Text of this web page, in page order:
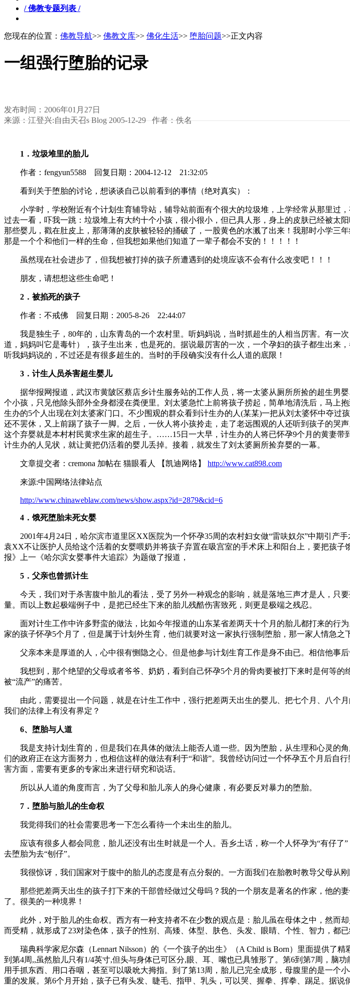
/ 佛教专题列表 /
您现在的位置： 佛教导航>> 佛教文库>> 佛化生活>> 堕胎问题>>正文内容
一组强行堕胎的记录
发布时间：2006年01月27日
来源：江登兴:自由天召s Blog 2005-12-29 作者：佚名
1．垃圾堆里的胎儿
作者：fengyun5588 回复日期：2004-12-12 21:32:05
看到关于堕胎的讨论，想谈谈自己以前看到的事情（绝对真实）：
小学时，学校附近有个计划生育辅导站，辅导站前面有个很大的垃圾堆，上学经常从那里过
过去一看，吓我一跳：垃圾堆上有大约十个小孩，很小很小，但已具人形，身上的皮肤已经被
那些婴儿，戳在肚皮上，那薄薄的皮肤被轻轻的捅破了，一股黄色的水溅了出来！我那时小学三
那是一个个和他们一样的生命，但我想如果他们知道了一辈子都会不安的！！！！！
虽然现在社会进步了，但我想被打掉的孩子所遭遇到的处境应该不会有什么改变吧！！！
朋友，请想想这些生命吧！
2．被掐死的孩子
作者：不戒佛 回复日期：2005-8-26 22:44:07
我是独生子，80年的，山东青岛的一个农村里。听妈妈说，当时抓超生的人相当厉害。有一
道，妈妈叫它是毒针），孩子生出来，也是死的。据说最厉害的一次，一个孕妇的孩子都生出来
听我妈妈说的，不过还是有很多超生的。当时的手段确实没有什么人道的底限！
3．计生人员杀害超生婴儿
据华报网报道，武汉市黄陂区蔡店乡计生服务站的工作人员，将一太婆从厕所所捡的超
个小孩，只见他除头部外全身都浸在粪便里。刘太婆急忙上前将孩子捞起，简单地清洗后，马
生办的5个人出现在刘太婆家门口。不少围观的群众看到计生办的人(某某)一把从刘太婆怀中夺
还不罢休，又上前踢了孩子一脚。之后，一伙人将小孩拎走，走了老远围观的人还听到孩子的
这个弃婴就是本村村民黄求生家的超生子。……15日一大早，计生办的人将已怀孕9个月的黄妻带
计生办的人见状，就让黄把仍活着的婴儿丢掉。接着，就发生了刘太婆厕所捡弃婴的一幕。
文章提交者：cremona 加帖在 猫眼看人 【凯迪网络】 http://www.cat898.com
来源:中国网络法律站点
http://www.chinaweblaw.com/news/show.aspx?id=2879&cid=6
4．饿死堕胎未死女婴
2001年4月24日，哈尔滨市道里区XX医院为一个怀孕35周的农村妇女做“雷呋奴尔”中期引产
袁XX不让医护人员给这个活着的女婴喂奶并将孩子弃置在吸宫室的手术床上和阳台上，要把孩
报》上一《哈尔滨女婴事件大追踪》为题做了报道，
5．父亲也曾抓计生
今天，我们对于杀害腹中胎儿的看法，受了另外一种观念的影响，就是落地三声才是人，只
量。而以上数起极端例子中，是把已经生下来的胎儿残酷伤害致死，则更是极端之残忍。
面对计生工作中许多野蛮的做法，比如今年报道的山东某省差两天十个月的胎儿都打来的行
家的孩子怀孕5个月了，但是属于计划外生育，他们就要对这一家执行强制堕胎，那一家人情急
父亲本来是厚道的人，心中很有恻隐之心。但是他参与计划生育工作是身不由已。相信他事后
我想到，那个绝望的父母或者爷爷、奶奶，看到自己怀孕5个月的骨肉要被打下来时是何等的
被“流产”的痛苦。
由此，需要提出一个问题，就是在计生工作中，强行把差两天出生的婴儿、把七个月、八个
我们的法律上有没有界定？
6、堕胎与人道
我是支持计划生育的，但是我们在具体的做法上能否人道一些。因为堕胎，从生理和心灵的
们的政府正在这方面努力，也相信这样的做法有利于“和谐”。我曾经访问过一个怀孕五个月后
害方面，需要有更多的专家出来进行研究和说话。
所以从人道的角度而言，为了父母和胎儿亲人的身心健康，有必要反对暴力的堕胎。
7．堕胎与胎儿的生命权
我觉得我们的社会需要思考一下怎么看待一个未出生的胎儿。
应该有很多人都会同意，胎儿还没有出生时就是一个人。吾乡土话，称一个人怀孕为“有仔了”
去堕胎为去“刨仔”。
我很惊讶，我们国家对于腹中的胎儿的态度是有点分裂的。一方面我们在胎教时教导父母从
那些把差两天出生的孩子打下来的干部曾经做过父母吗？我的一个朋友是著名的作家，他的
了。很美的一种境界！
此外，对于胎儿的生命权。西方有一种支持者不在少数的观点是：胎儿虽在母体之中，然而
而受精，就形成了23对染色体，孩子的性别、高矮、体型、肤色、头发、眼睛、个性、智力，都已
瑞典科学家尼尔森（Lennart Nilsson）的《一个孩子的出生》（A Child is Born）里面提供了
到第4周,,虽然胎儿只有1/4英寸,但头与身体已可区分,眼、耳、嘴也已具雏形了。第6到第7周，脑
用手抓东西、用口吞咽，甚至可以吸吮大拇指。到了第13周，胎儿已完全成形，母腹里的是一
重的发展。第6个月开始，孩子已有头发、睫毛、指甲、乳头，可以哭、握拳、挥拳、踢足。据